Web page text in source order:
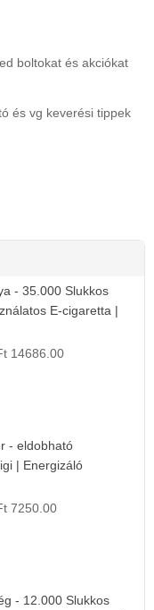
boltokat és akciókat
és vg keverési tippek
- 35.000 Slukkos
E-cigaretta |
14686.00
- eldobható
| Energizáló
7250.00
- 12.000 Slukkos